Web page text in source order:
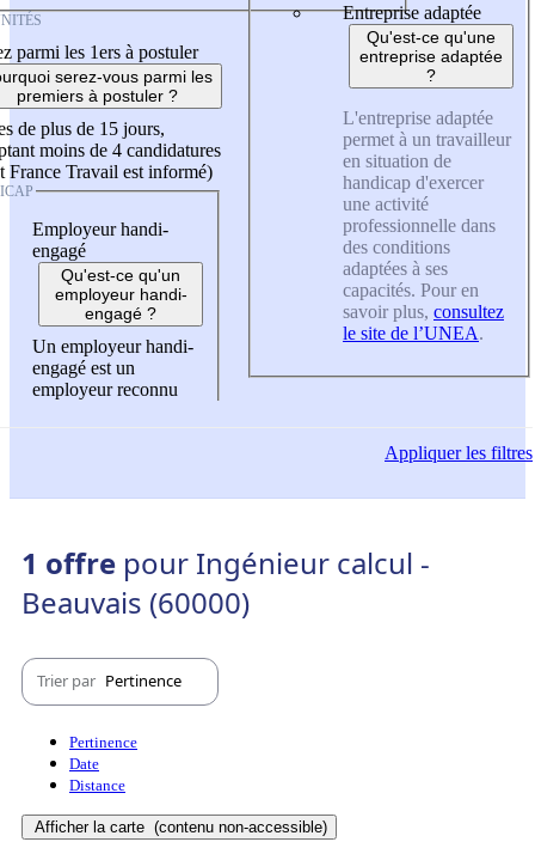
parmi les 1ers à postuler
serez-vous parmi les
premiers à postuler ?
de plus de 15 jours,
moins de 4 candidatures
France Travail est informé)
Employeur handi-
engagé
Qu'est-ce qu'un
employeur handi-
engagé ?
Un employeur handi-
engagé est un
employeur reconnu
Entreprise adaptée
Qu'est-ce qu'une
entreprise adaptée
?
L'entreprise adaptée
permet à un travailleur
en situation de
handicap d'exercer
une activité
professionnelle dans
des conditions
adaptées à ses
capacités. Pour en
savoir plus, consultez
le site de l’UNEA.
Appliquerles filtres
1 offre pour Ingénieur calcul -
Beauvais (60000)
Trier par Pertinence
Pertinence
Date
Distance
Afficher la carte (contenu non-accessible)